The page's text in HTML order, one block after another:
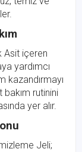
Asit içeren
yardımcı
kazandırmayı
rutinini
yer alır.
Jeli;